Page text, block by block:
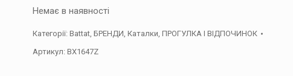
Немає в наявності
Категорії: Battat, БРЕНДИ, Каталки, ПРОГУЛКА І ВІДПОЧИНОК
Артикул: BX1647Z